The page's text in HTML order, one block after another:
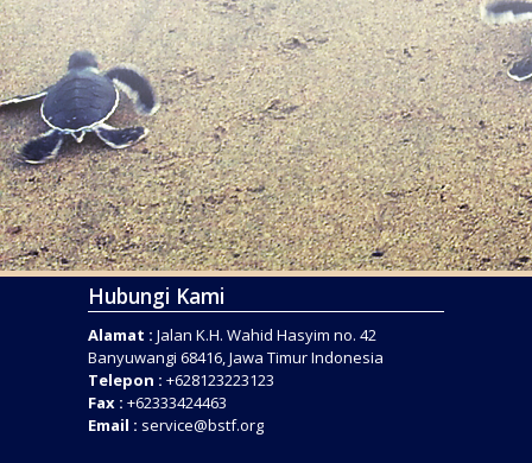
Hubungi Kami
Alamat : Jalan K.H. Wahid Hasyim no. 42
Banyuwangi 68416, Jawa Timur Indonesia
Telepon : +628123223123
Fax : +62333424463
Email : service@bstf.org